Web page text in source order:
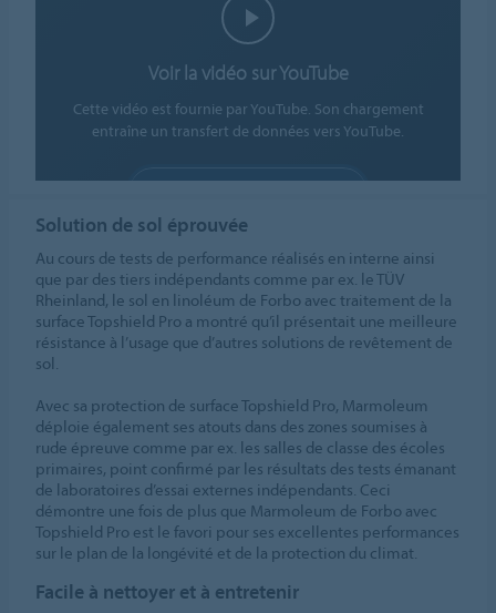
Voir la vidéo sur YouTube
Cette vidéo est fournie par YouTube. Son chargement
entraîne un transfert de données vers YouTube.
Paramètres des cookies
Solution de sol éprouvée
Au cours de tests de performance réalisés en interne ainsi
que par des tiers indépendants comme par ex. le TÜV
Rheinland, le sol en linoléum de Forbo avec traitement de la
surface Topshield Pro a montré qu’il présentait une meilleure
résistance à l’usage que d’autres solutions de revêtement de
sol.
Avec sa protection de surface Topshield Pro, Marmoleum
déploie également ses atouts dans des zones soumises à
rude épreuve comme par ex. les salles de classe des écoles
primaires, point confirmé par les résultats des tests émanant
de laboratoires d’essai externes indépendants. Ceci
démontre une fois de plus que Marmoleum de Forbo avec
Topshield Pro est le favori pour ses excellentes performances
sur le plan de la longévité et de la protection du climat.
Facile à nettoyer et à entretenir